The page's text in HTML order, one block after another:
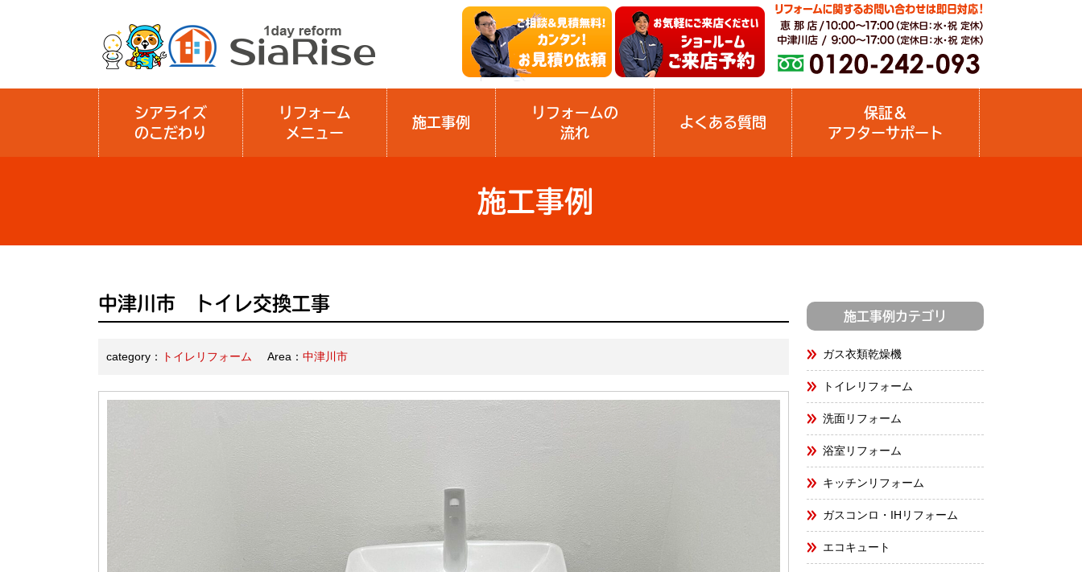
シアライズ
のこだわり
リフォーム
メニュー
施工事例
リフォームの
流れ
よくある質問
保証＆
アフターサポート
施工事例
中津川市 トイレ交換工事
category： トイレリフォーム Area： 中津川市
施工事例カテゴリ
ガス衣類乾燥機
トイレリフォーム
洗面リフォーム
浴室リフォーム
キッチンリフォーム
ガスコンロ・IHリフォーム
エコキュート